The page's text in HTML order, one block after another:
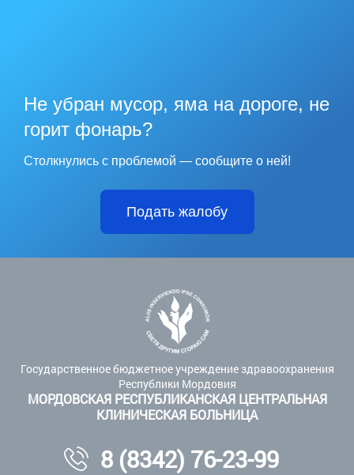
Не убран мусор, яма на дороге, не
горит фонарь?
Столкнулись с проблемой — сообщите о ней!
Подать жалобу
Государственное бюджетное учреждение здравоохранения
Республики Мордовия
МОРДОВСКАЯ РЕСПУБЛИКАНСКАЯ ЦЕНТРАЛЬНАЯ
КЛИНИЧЕСКАЯ БОЛЬНИЦА
8 (8342) 76-23-99